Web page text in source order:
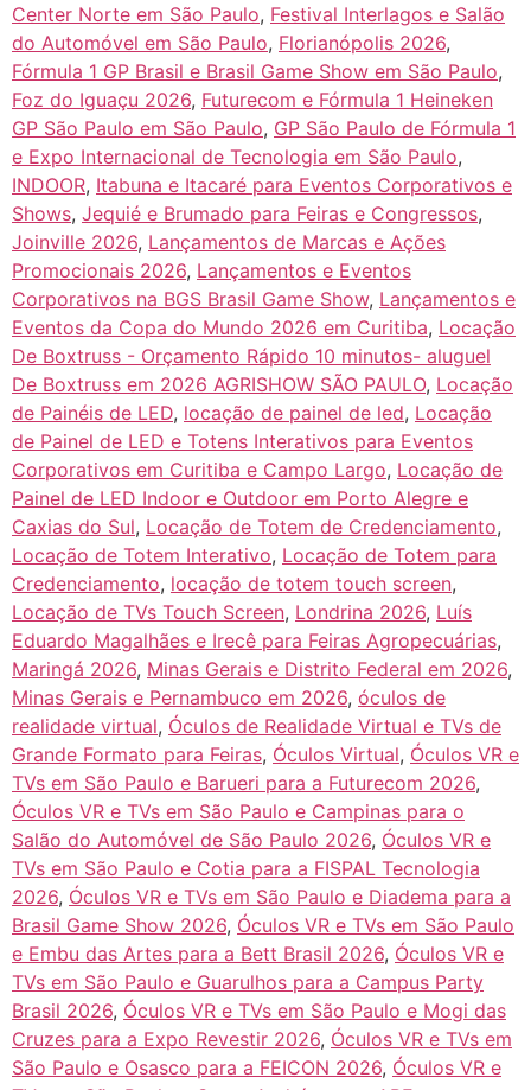
Center Norte em São Paulo, Festival Interlagos e Salão
do Automóvel em São Paulo, Florianópolis 2026,
Fórmula 1 GP Brasil e Brasil Game Show em São Paulo,
Foz do Iguaçu 2026, Futurecom e Fórmula 1 Heineken
GP São Paulo em São Paulo, GP São Paulo de Fórmula 1
e Expo Internacional de Tecnologia em São Paulo,
INDOOR, Itabuna e Itacaré para Eventos Corporativos e
Shows, Jequié e Brumado para Feiras e Congressos,
Joinville 2026, Lançamentos de Marcas e Ações
Promocionais 2026, Lançamentos e Eventos
Corporativos na BGS Brasil Game Show, Lançamentos e
Eventos da Copa do Mundo 2026 em Curitiba, Locação
De Boxtruss - Orçamento Rápido 10 minutos- aluguel
De Boxtruss em 2026 AGRISHOW SÃO PAULO, Locação
de Painéis de LED, locação de painel de led, Locação
de Painel de LED e Totens Interativos para Eventos
Corporativos em Curitiba e Campo Largo, Locação de
Painel de LED Indoor e Outdoor em Porto Alegre e
Caxias do Sul, Locação de Totem de Credenciamento,
Locação de Totem Interativo, Locação de Totem para
Credenciamento, locação de totem touch screen,
Locação de TVs Touch Screen, Londrina 2026, Luís
Eduardo Magalhães e Irecê para Feiras Agropecuárias,
Maringá 2026, Minas Gerais e Distrito Federal em 2026,
Minas Gerais e Pernambuco em 2026, óculos de
realidade virtual, Óculos de Realidade Virtual e TVs de
Grande Formato para Feiras, Óculos Virtual, Óculos VR e
TVs em São Paulo e Barueri para a Futurecom 2026,
Óculos VR e TVs em São Paulo e Campinas para o
Salão do Automóvel de São Paulo 2026, Óculos VR e
TVs em São Paulo e Cotia para a FISPAL Tecnologia
2026, Óculos VR e TVs em São Paulo e Diadema para a
Brasil Game Show 2026, Óculos VR e TVs em São Paulo
e Embu das Artes para a Bett Brasil 2026, Óculos VR e
TVs em São Paulo e Guarulhos para a Campus Party
Brasil 2026, Óculos VR e TVs em São Paulo e Mogi das
Cruzes para a Expo Revestir 2026, Óculos VR e TVs em
São Paulo e Osasco para a FEICON 2026, Óculos VR e